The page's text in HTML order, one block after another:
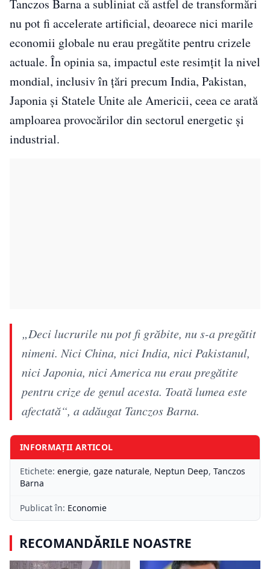
Tanczos Barna a subliniat că astfel de transformări
nu pot fi accelerate artificial, deoarece nici marile
economii globale nu erau pregătite pentru crizele
actuale. În opinia sa, impactul este resimțit la nivel
mondial, inclusiv în țări precum India, Pakistan,
Japonia și Statele Unite ale Americii, ceea ce arată
amploarea provocărilor din sectorul energetic și
industrial.
„Deci lucrurile nu pot fi grăbite, nu s-a pregătit
nimeni. Nici China, nici India, nici Pakistanul,
nici Japonia, nici America nu erau pregătite
pentru crize de genul acesta. Toată lumea este
afectată“, a adăugat Tanczos Barna.
INFORMAȚII ARTICOL
Etichete: energie, gaze naturale, Neptun Deep, Tanczos
Barna
Publicat în: Economie
RECOMANDĂRILE NOASTRE